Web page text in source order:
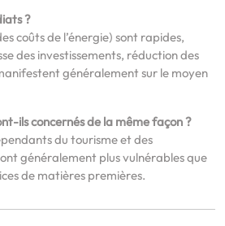
?
coûts de l’énergie) sont rapides,
des investissements, réduction des
généralement sur le moyen
ils concernés de la même façon ?
du tourisme et des
généralement plus vulnérables que
de matières premières.